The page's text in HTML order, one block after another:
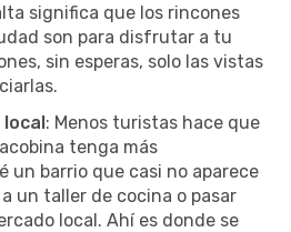
significa que los rincones
son para disfrutar a tu
sin esperas, solo las vistas
local: Menos turistas hace que
tenga más
un barrio que casi no aparece
un taller de cocina o pasar
local. Ahí es donde se